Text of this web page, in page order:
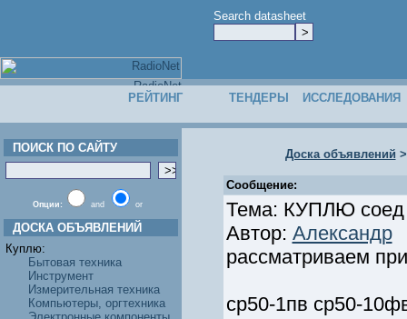
Search datasheet
РЕЙТИНГ ТЕНДЕРЫ ИССЛЕДОВАНИЯ
ПОИСК ПО САЙТУ
Опции: and or
ДОСКА ОБЪЯВЛЕНИЙ
Куплю:
Бытовая техника
Инструмент
Измерительная техника
Компьютеры, оргтехника
Доска объявлений
Сообщение:
Тема: КУПЛЮ соед
Автор: Александр
рассматриваем
ср50-1пв ср50-